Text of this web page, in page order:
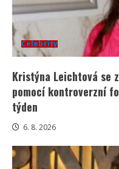
Celebrity
Kristýna Leichtová se
pomocí kontroverzní
týden
6. 8. 2026